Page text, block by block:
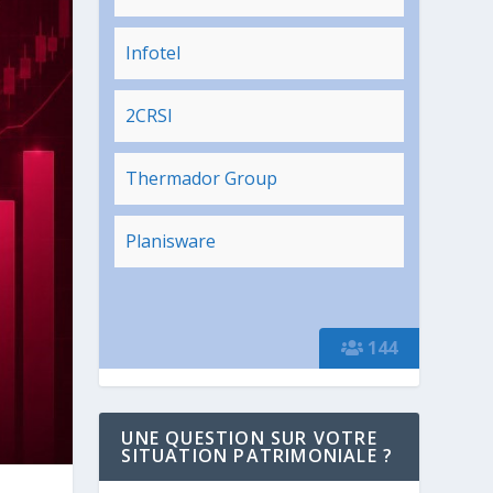
144
Infotel
2CRSI
Thermador Group
Planisware
UNE QUESTION SUR VOTRE
SITUATION PATRIMONIALE ?